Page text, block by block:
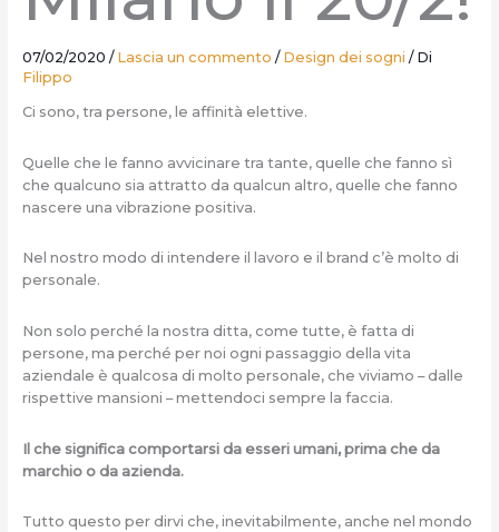
07/02/2020 / Lascia un commento / Design dei sogni / Di
Filippo
Ci sono, tra persone, le affinità elettive.
Quelle che le fanno avvicinare tra tante, quelle che fanno sì
che qualcuno sia attratto da qualcun altro, quelle che fanno
nascere una vibrazione positiva.
Nel nostro modo di intendere il lavoro e il brand c’è molto di
personale.
Non solo perché la nostra ditta, come tutte, è fatta di
persone, ma perché per noi ogni passaggio della vita
aziendale è qualcosa di molto personale, che viviamo – dalle
rispettive mansioni – mettendoci sempre la faccia.
Il che significa comportarsi da esseri umani, prima che da
marchio o da azienda.
Tutto questo per dirvi che, inevitabilmente, anche nel mondo